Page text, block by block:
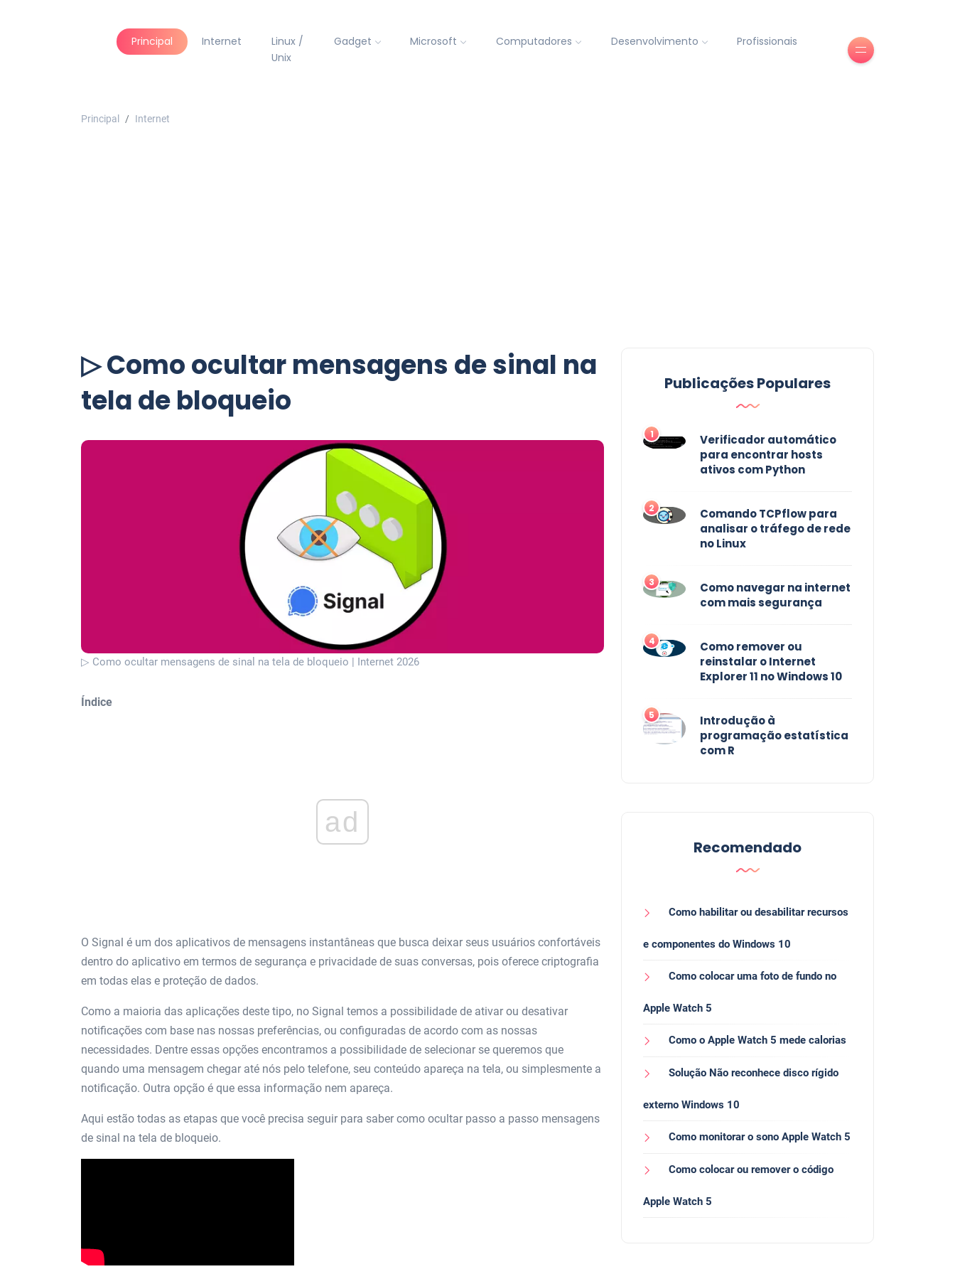
Principal Internet
Linux /
Unix
Gadget Microsoft Computadores Desenvolvimento Profissionais
Principal Internet
▷ Como ocultar mensagens de sinal na
tela de bloqueio
▷ Como ocultar mensagens de sinal na tela de bloqueio | Internet 2026
Índice
ad
O Signal é um dos aplicativos de mensagens instantâneas que busca deixar seus usuários confortáveis ​​
dentro do aplicativo em termos de segurança e privacidade de suas conversas, pois oferece criptografia
em todas elas e proteção de dados.
Como a maioria das aplicações deste tipo, no Signal temos a possibilidade de ativar ou desativar
notificações com base nas nossas preferências, ou configuradas de acordo com as nossas
necessidades. Dentre essas opções encontramos a possibilidade de selecionar se queremos que
quando uma mensagem chegar até nós pelo telefone, seu conteúdo apareça na tela, ou simplesmente a
notificação. Outra opção é que essa informação nem apareça.
Aqui estão todas as etapas que você precisa seguir para saber como ocultar passo a passo mensagens
de sinal na tela de bloqueio.
Publicações Populares
1
Verificador automático
para encontrar hosts
ativos com Python
2
Comando TCPflow para
analisar o tráfego de rede
no Linux
3
Como navegar na internet
com mais segurança
4
Como remover ou
reinstalar o Internet
Explorer 11 no Windows 10
5
Introdução à
programação estatística
com R
Recomendado
Como habilitar ou desabilitar recursos
e componentes do Windows 10
Como colocar uma foto de fundo no
Apple Watch 5
Como o Apple Watch 5 mede calorias
Solução Não reconhece disco rígido
externo Windows 10
Como monitorar o sono Apple Watch 5
Como colocar ou remover o código
Apple Watch 5